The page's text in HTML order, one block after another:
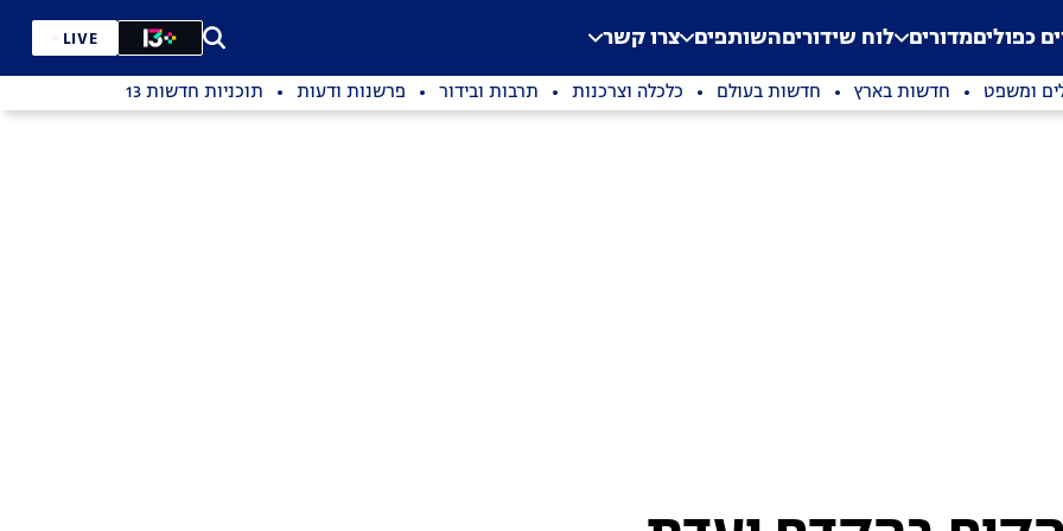
Application error: a
. כפוליםמדורים לוח שידוריםהשותפים צרו קשר LIVE
ומשפט חדשות בארץ חדשות בעולם כלכלה וצרכנות תרבות ובידור פרשנות ודעות תוכניות חדשות 13